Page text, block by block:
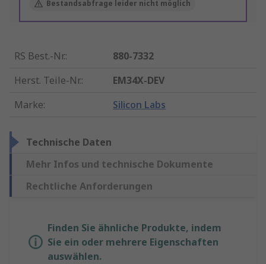
Bestandsabfrage leider nicht möglich
RS Best.-Nr.:
880-7332
Herst. Teile-Nr.:
EM34X-DEV
Marke: Silicon Labs
Technische Daten
Mehr Infos und technische Dokumente
Rechtliche Anforderungen
Finden Sie ähnliche Produkte, indem
Sie ein oder mehrere Eigenschaften
auswählen.